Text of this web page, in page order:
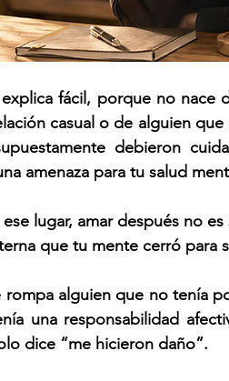
fácil, porque no nace
casual o de alguien
debieron
amenaza para tu salud
lugar, amar después no
que tu mente cerró para
rompa alguien que no tenía
una responsabilidad
dice “me hicieron daño”.